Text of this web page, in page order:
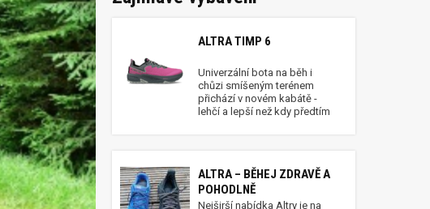
ALTRA TIMP 6
Univerzální bota na běh i
chůzi smíšeným terénem
přichází v novém kabátě -
lehčí a lepší než kdy předtím
ALTRA – BĚHEJ ZDRAVĚ A
POHODLNĚ
Nejširší nabídka Altry je na